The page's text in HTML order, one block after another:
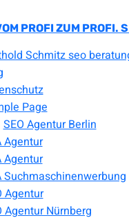
PROFI ZUM PROFI.
Schmitz seo
Page
SEO Agentur Berlin
Agentur
Agentur
Suchmaschinenwerbung
Agentur
Agentur Nürnberg